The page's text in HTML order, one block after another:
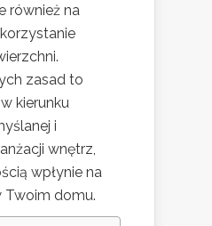
również na
zasad to
kierunku
i
wnętrz,
wpłynie na
Twoim domu.